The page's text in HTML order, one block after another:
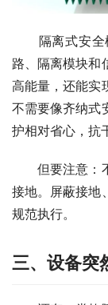
隔离式安全
路、隔离模块和
高能量，还能实
不需要像齐纳式
护相对省心，抗
但要注意：不
接地。屏蔽接地
规范执行。
三、设备突